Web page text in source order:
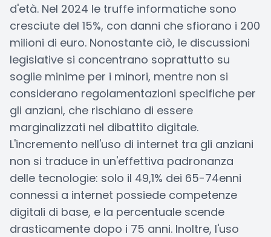
d'età. Nel 2024 le truffe informatiche sono
cresciute del 15%, con danni che sfiorano i 200
milioni di euro. Nonostante ciò, le discussioni
legislative si concentrano soprattutto su
soglie minime per i minori, mentre non si
considerano regolamentazioni specifiche per
gli anziani, che rischiano di essere
marginalizzati nel dibattito digitale.
L'incremento nell'uso di internet tra gli anziani
non si traduce in un'effettiva padronanza
delle tecnologie: solo il 49,1% dei 65-74enni
connessi a internet possiede competenze
digitali di base, e la percentuale scende
drasticamente dopo i 75 anni. Inoltre, l'uso